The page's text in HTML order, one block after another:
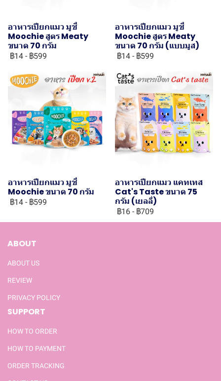
อาหารเปียกแมว มูชี่
Moochie สูตร Meaty
ขนาด 70 กรัม
฿14 - ฿599
อาหารเปียกแมว มูชี่
Moochie สูตร Meaty
ขนาด 70 กรัม (แบบมูส)
฿14 - ฿599
อาหารเปียกแมว มูชี่
Moochie ขนาด 70 กรัม
฿14 - ฿599
อาหารเปียกแมว แคทเทส
Cat's Taste ขนาด 75
กรัม (เยลลี่)
฿16 - ฿709
ABOUT
ABOUT US
REVIEW
PRIVACY POLICY
SUPPORT
HOW TO ORDER
HOW TO PAYMENT
ORDER TRACKING